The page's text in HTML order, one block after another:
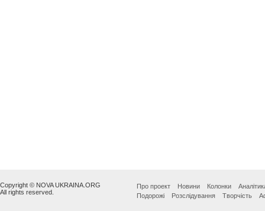
Copyright © NOVA UKRAINA.ORG
All rights reserved.
Про проект Новини Колонки
Подорожі
Розслідування Творчість